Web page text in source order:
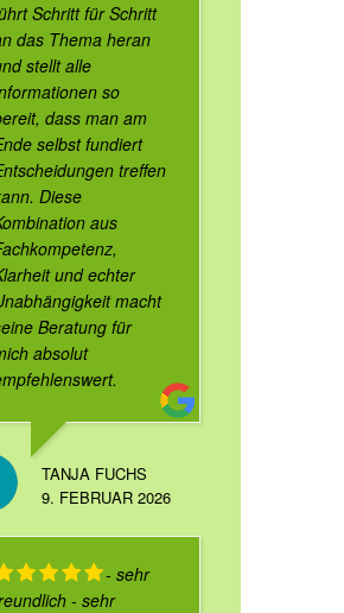
Schritt für Schritt
das Thema heran
stellt alle
so
dass man am
selbst fundiert
treffen
Diese
aus
und echter
macht
Beratung für
absolut
TANJA FUCHS
9. FEBRUAR 2026
- sehr
- sehr